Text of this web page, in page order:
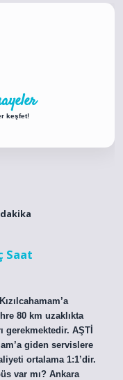
keşfet!
dakika
Saat
80 km uzaklıkta
AŞTİ
giden servislere
ortalama 1:1’dir.
var mı? Ankara